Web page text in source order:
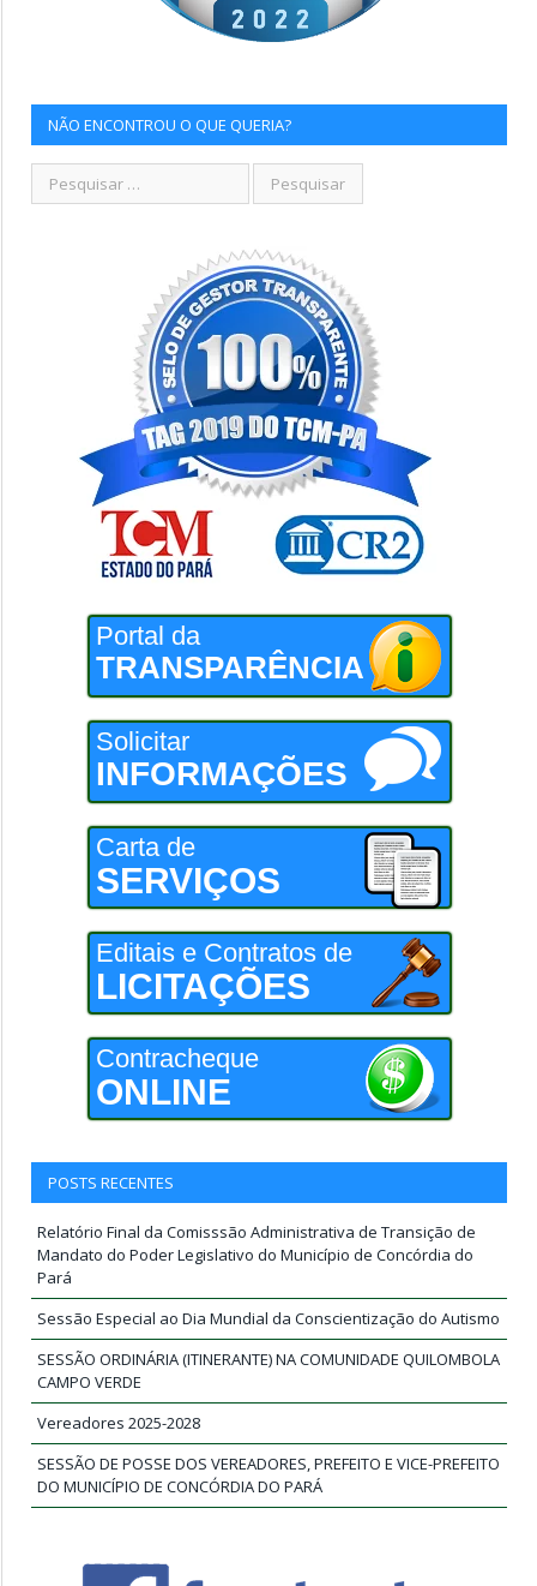
NÃO ENCONTROU O QUE QUERIA?
Portal da
TRANSPARÊNCIA
Solicitar
INFORMAÇÕES
Carta de
SERVIÇOS
Editais e Contratos de
LICITAÇÕES
Contracheque
ONLINE
POSTS RECENTES
Relatório Final da Comisssão Administrativa de Transição de
Mandato do Poder Legislativo do Município de Concórdia do
Pará
Sessão Especial ao Dia Mundial da Conscientização do Autismo
SESSÃO ORDINÁRIA (ITINERANTE) NA COMUNIDADE QUILOMBOLA
CAMPO VERDE
Vereadores 2025-2028
SESSÃO DE POSSE DOS VEREADORES, PREFEITO E VICE-PREFEITO
DO MUNICÍPIO DE CONCÓRDIA DO PARÁ